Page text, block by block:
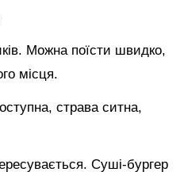
Можна поїсти швидко,
місця.
страва ситна,
Суші-бургер